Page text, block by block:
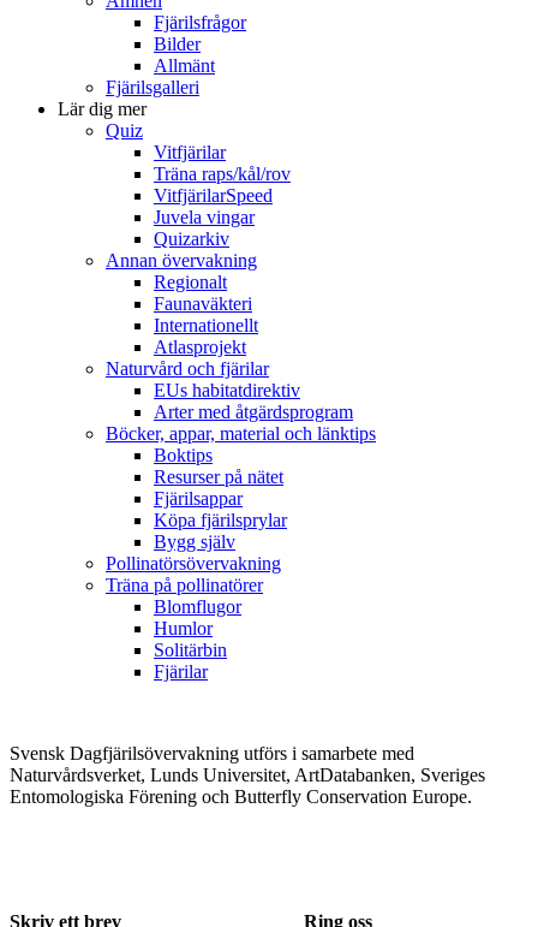
Fjärilsfrågor
Bilder
Allmänt
Fjärilsgalleri
Lär dig mer
Quiz
Vitfjärilar
Träna raps/kål/rov
VitfjärilarSpeed
Juvela vingar
Quizarkiv
Annan övervakning
Regionalt
Faunaväkteri
Internationellt
Atlasprojekt
Naturvård och fjärilar
EUs habitatdirektiv
Arter med åtgärdsprogram
Böcker, appar, material och länktips
Boktips
Resurser på nätet
Fjärilsappar
Köpa fjärilsprylar
Bygg själv
Pollinatörsövervakning
Träna på pollinatörer
Blomflugor
Humlor
Solitärbin
Fjärilar
Svensk Dagfjärilsövervakning utförs i samarbete med
Naturvårdsverket, Lunds Universitet, ArtDatabanken, Sveriges
Entomologiska Förening och Butterfly Conservation Europe.
Skriv ett brev Ring oss